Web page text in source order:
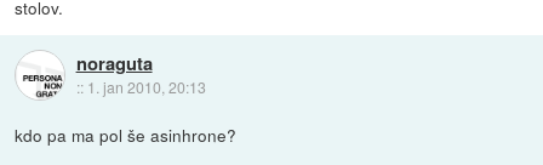
stolov.
noraguta
:: 1. jan 2010, 20:13
kdo pa ma pol še asinhrone?